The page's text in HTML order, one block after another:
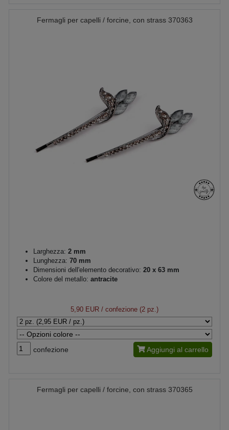
Fermagli per capelli / forcine, con strass 370363
Larghezza: 2 mm
Lunghezza: 70 mm
Dimensioni dell'elemento decorativo: 20 x 63 mm
Colore del metallo: antracite
5,90 EUR / confezione (2 pz.)
confezione Aggiungi al carrello
Fermagli per capelli / forcine, con strass 370365